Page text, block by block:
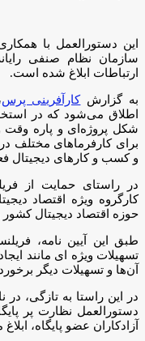
این دستورالعمل با
سازمان نظام صنفی
ارتباطات ابلاغ شده است.
به گزارشکارآفرینی پرس
اطلاق می‌شود که در
شکل پروژه‌ای و پاره
برای کارفرماهای مختلف
و کسب و کارهای دیجیتال
کارگروه ویژه اقتصاد
حوزه اقتصاد دیجیتال
طبق این آیین نامه،
تسهیلات ویژه ای مانند
آن‌ها و تسهیلات دیگر
در این راستا به تازگی،
دستورالعمل نظارت پر
آزادکاران عضو پایگاه،